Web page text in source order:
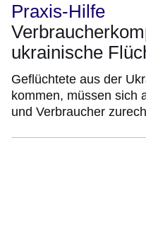
Praxis-Hilfe
ukrainische
Geflüchtete aus der
kommen, müssen sich
und Verbraucher